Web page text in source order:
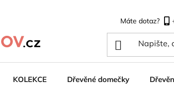
KOLEKCE Dřevěné domečky